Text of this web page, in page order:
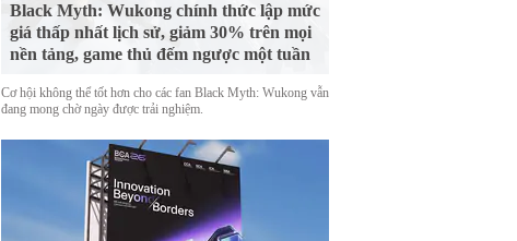
Black Myth: Wukong chính thức lập mức
giá thấp nhất lịch sử, giảm 30% trên mọi
nền tảng, game thủ đếm ngược một tuần
Cơ hội không thể tốt hơn cho các fan Black Myth: Wukong vẫn
đang mong chờ ngày được trải nghiệm.